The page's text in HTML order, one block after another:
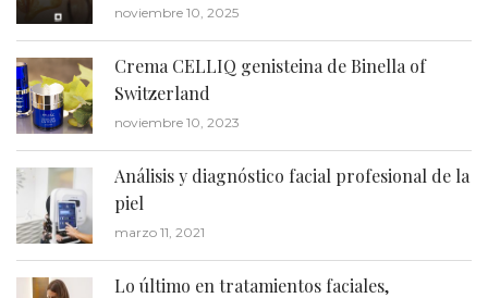
noviembre 10, 2025
Crema CELLIQ genisteina de Binella of
Switzerland
noviembre 10, 2023
Análisis y diagnóstico facial profesional de la
piel
marzo 11, 2021
Lo último en tratamientos faciales,